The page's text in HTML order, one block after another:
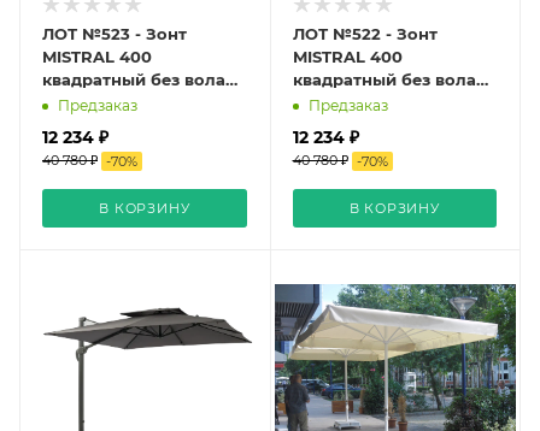
ЛОТ №523 - Зонт
MISTRAL 400
квадратный без волана
Бежевый
Предзаказ
12 234 ₽
40 780 ₽ -70%
В КОРЗИНУ
ЛОТ №522 - Зонт
MISTRAL 400
квадратный без волана
синий
Предзаказ
12 234 ₽
40 780 ₽ -70%
В КОРЗИНУ